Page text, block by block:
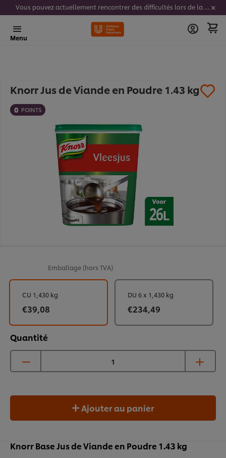
Vous pouvez actuellement rencontrer des difficultés lors de la saisie de vos codes stickers. Nous travaillons activement à résoudre ce problème.
Menu
Knorr Jus de Viande en Poudre 1.43 kg​
0 POINTS
Emballage (hors TVA)
Quantité
CU 1,430 kg
€39,08
DU 6 x 1,430 kg
€234,49
Ajouter au panier
Knorr Base Jus de Viande en Poudre 1.43 kg